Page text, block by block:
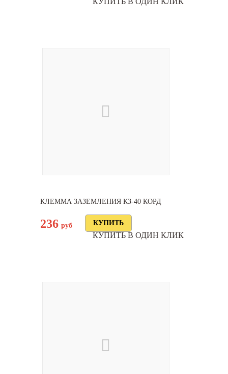
КЛЕММА ЗАЗЕМЛЕНИЯ КЗ-40 КОРД
236 руб
КУПИТЬ В ОДИН КЛИК